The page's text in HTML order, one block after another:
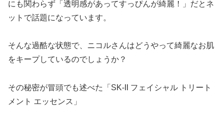
にも関わらず 「透明感があってすっぴんが綺麗！」 だとネ
ットで話題になっています。
そんな過酷な状態で、ニコルさんはどうやって綺麗なお肌
をキープしているのでしょうか？
その秘密が冒頭でも述べた
「SK-II フェイシャル トリート
メント エッセンス」